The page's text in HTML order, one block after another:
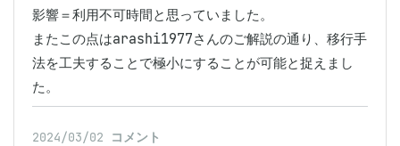
影響＝利用不可時間と思っていました。
またこの点はarashi1977さんのご解説の通り、移行手
法を工夫することで極小にすることが可能と捉えまし
た。
2024/03/02 コメント